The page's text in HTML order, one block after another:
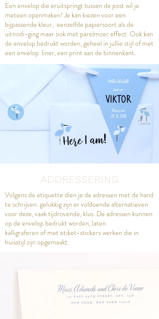
Een envelop die eruitspringt tussen de post wil je
meteen openmaken! Je kan kiezen voor een
bijpassende kleur, eenzelfde papiersoort als de
uitnodi-ging maar ook met parelmoer effect. Ook kan
de envelop bedrukt worden, geheel in jullie stijl of met
een envelop liner, een print aan de binnenkant.
ADDRESSERING
Volgens de etiquette dien je de adressen met de hand
te schrijven. gelukkig zijn er voldoende alternatieven
voor deze, vaak tijdrovende, klus. De adressen kunnen
op de envelop bedrukt worden, laten
kalligraferen of met etiket-stickers werken die in
huisstijl zijn opgemaakt.